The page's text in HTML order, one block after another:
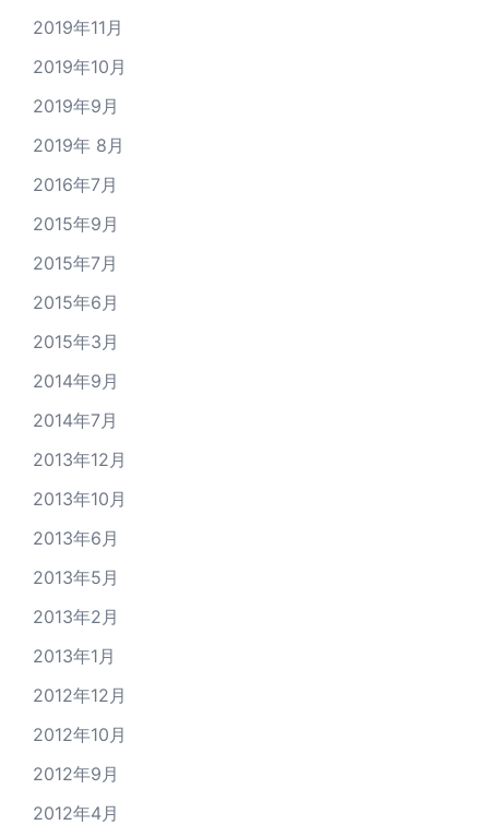
2019年11月
2019年10月
2019年9月
2019年 8月
2016年7月
2015年9月
2015年7月
2015年6月
2015年3月
2014年9月
2014年7月
2013年12月
2013年10月
2013年6月
2013年5月
2013年2月
2013年1月
2012年12月
2012年10月
2012年9月
2012年4月